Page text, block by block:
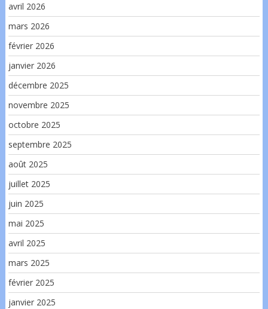
avril 2026
mars 2026
février 2026
janvier 2026
décembre 2025
novembre 2025
octobre 2025
septembre 2025
août 2025
juillet 2025
juin 2025
mai 2025
avril 2025
mars 2025
février 2025
janvier 2025